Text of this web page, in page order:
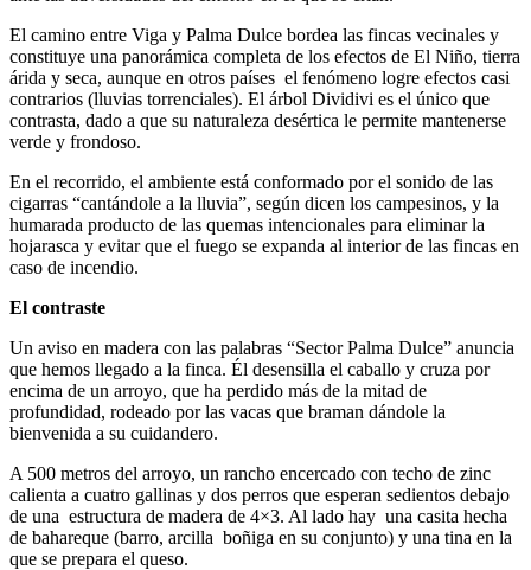
El camino entre Viga y Palma Dulce bordea las fincas vecinales y
constituye una panorámica completa de los efectos de El Niño, tierra
árida y seca, aunque en otros países el fenómeno logre efectos casi
contrarios (lluvias torrenciales). El árbol Dividivi es el único que
contrasta, dado a que su naturaleza desértica le permite mantenerse
verde y frondoso.
En el recorrido, el ambiente está conformado por el sonido de las
cigarras “cantándole a la lluvia”, según dicen los campesinos, y la
humarada producto de las quemas intencionales para eliminar la
hojarasca y evitar que el fuego se expanda al interior de las fincas en
caso de incendio.
El contraste
Un aviso en madera con las palabras “Sector Palma Dulce” anuncia
que hemos llegado a la finca. Él desensilla el caballo y cruza por
encima de un arroyo, que ha perdido más de la mitad de
profundidad, rodeado por las vacas que braman dándole la
bienvenida a su cuidandero.
A 500 metros del arroyo, un rancho encercado con techo de zinc
calienta a cuatro gallinas y dos perros que esperan sedientos debajo
de una estructura de madera de 4×3. Al lado hay una casita hecha
de bahareque (barro, arcilla boñiga en su conjunto) y una tina en la
que se prepara el queso.